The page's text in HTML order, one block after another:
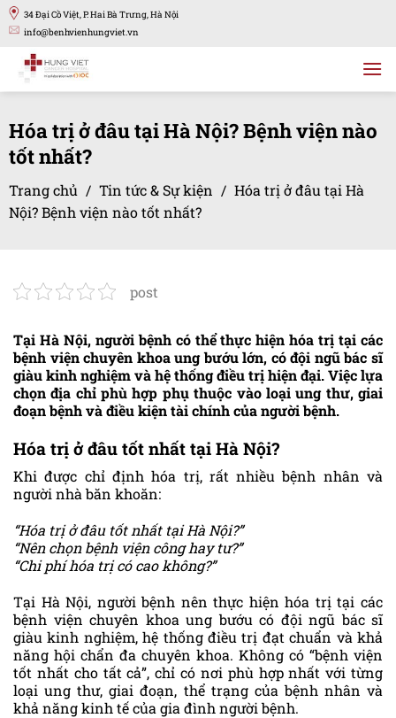
Bỏ
qua
dung
34 Đại Cồ Việt, P. Hai Bà Trưng, Hà Nội
info@benhvienhungviet.vn
Hóa trị ở đâu tại Hà Nội? Bệnh viện nào
tốt nhất?
Trang chủ / Tin tức & Sự kiện / Hóa trị ở đâu tại Hà
Nội? Bệnh viện nào tốt nhất?
post
Tại Hà Nội, người bệnh có thể thực hiện hóa trị tại các
bệnh viện chuyên khoa ung bướu lớn, có đội ngũ bác sĩ
giàu kinh nghiệm và hệ thống điều trị hiện đại. Việc lựa
chọn địa chỉ phù hợp phụ thuộc vào loại ung thư, giai
đoạn bệnh và điều kiện tài chính của người bệnh.
Hóa trị ở đâu tốt nhất tại Hà Nội?
Khi được chỉ định hóa trị, rất nhiều bệnh nhân và
người nhà băn khoăn:
“Hóa trị ở đâu tốt nhất tại Hà Nội?”
“Nên chọn bệnh viện công hay tư?”
“Chi phí hóa trị có cao không?”
Tại Hà Nội, người bệnh nên thực hiện hóa trị tại các
bệnh viện chuyên khoa ung bướu có đội ngũ bác sĩ
giàu kinh nghiệm, hệ thống điều trị đạt chuẩn và khả
năng hội chẩn đa chuyên khoa. Không có “bệnh viện
tốt nhất cho tất cả”, chỉ có nơi phù hợp nhất với từng
loại ung thư, giai đoạn, thể trạng của bệnh nhân và
khả năng kinh tế của gia đình người bệnh.